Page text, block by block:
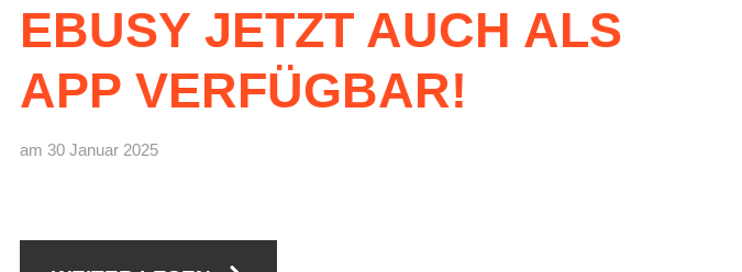
EBUSY JETZT AUCH ALS
APP VERFÜGBAR!
am 30 Januar 2025